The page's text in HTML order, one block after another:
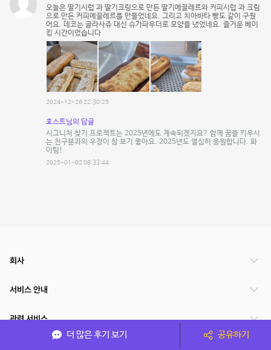
오늘은 딸기시럽 과 딸기크링으로 만든 딸기에끌레르와 커피시럽 과 크림
으로 만든 커피에끌레르를 만들었네요. 그리고 치아바타 빵도 같이 구웠
어요. 데코는 글라사쥬 대신 슈가파우더로 모양을 냈었네요. 즐거운 베이
킹 시간이었습니다
2024-12-26 22:30:25
호스트님의 답글
시그니처 찾기 프로젝트는 2025년에도 계속되겠지요? 함께 꿈을 키우시
는 친구분과의 우정이 참 보기 좋아요. 2025년도 열심히 응원합니다. 화
이팅!
2025-01-02 08:33:44
더 많은 후기 보기 공유하기
회사
서비스 안내
관련 서비스